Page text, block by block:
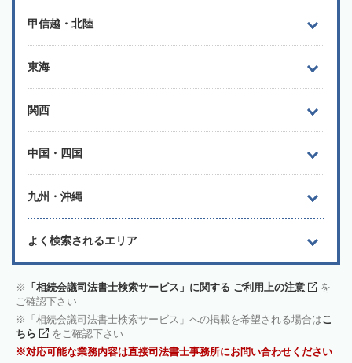
甲信越・北陸
東海
関西
中国・四国
九州・沖縄
よく検索されるエリア
「相続会議司法書士検索サービス」に関する ご利用上の注意
を
ご確認下さい
「相続会議司法書士検索サービス」への掲載を希望される場合はこ
ちら
をご確認下さい
対応可能な業務内容は直接司法書士事務所にお問い合わせください